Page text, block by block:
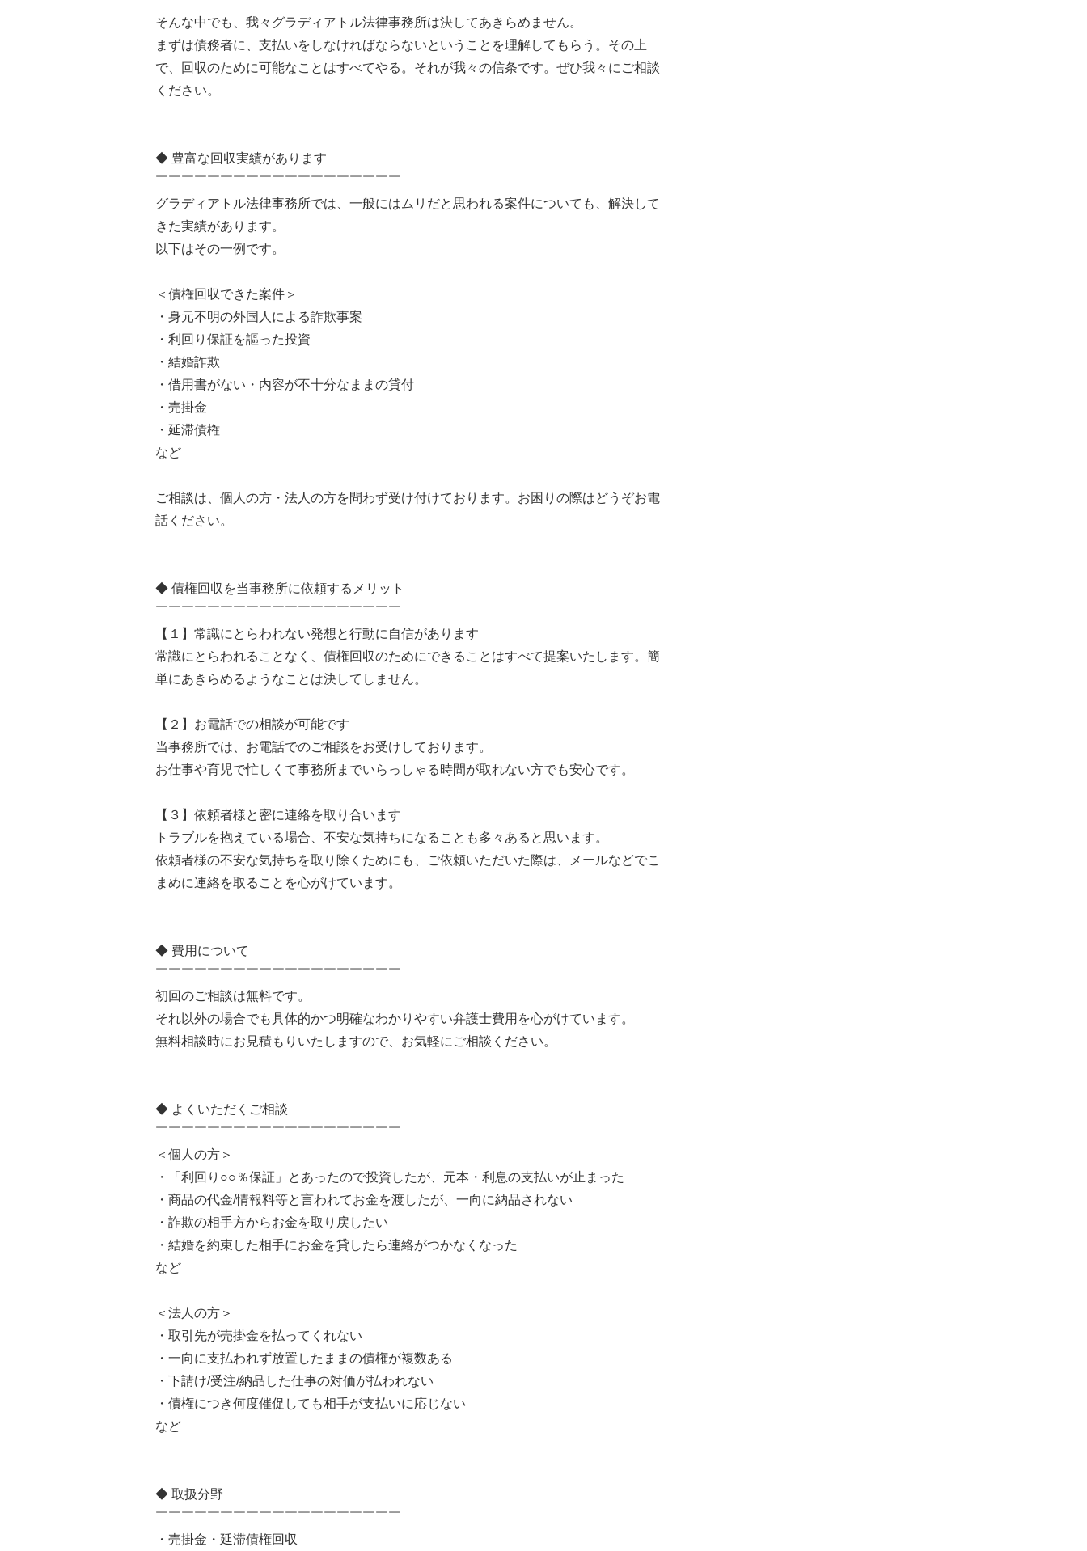
そんな中でも、我々グラディアトル法律事務所は決してあきらめません。
まずは債務者に、支払いをしなければならないということを理解してもらう。その上
で、回収のために可能なことはすべてやる。それが我々の信条です。ぜひ我々にご相談
ください。
◆ 豊富な回収実績があります
￣￣￣￣￣￣￣￣￣￣￣￣￣￣￣￣￣￣￣
グラディアトル法律事務所では、一般にはムリだと思われる案件についても、解決して
きた実績があります。
以下はその一例です。
＜債権回収できた案件＞
・身元不明の外国人による詐欺事案
・利回り保証を謳った投資
・結婚詐欺
・借用書がない・内容が不十分なままの貸付
・売掛金
・延滞債権
など
ご相談は、個人の方・法人の方を問わず受け付けております。お困りの際はどうぞお電
話ください。
◆ 債権回収を当事務所に依頼するメリット
￣￣￣￣￣￣￣￣￣￣￣￣￣￣￣￣￣￣￣
【１】常識にとらわれない発想と行動に自信があります
常識にとらわれることなく、債権回収のためにできることはすべて提案いたします。簡
単にあきらめるようなことは決してしません。
【２】お電話での相談が可能です
当事務所では、お電話でのご相談をお受けしております。
お仕事や育児で忙しくて事務所までいらっしゃる時間が取れない方でも安心です。
【３】依頼者様と密に連絡を取り合います
トラブルを抱えている場合、不安な気持ちになることも多々あると思います。
依頼者様の不安な気持ちを取り除くためにも、ご依頼いただいた際は、メールなどでこ
まめに連絡を取ることを心がけています。
◆ 費用について
￣￣￣￣￣￣￣￣￣￣￣￣￣￣￣￣￣￣￣
初回のご相談は無料です。
それ以外の場合でも具体的かつ明確なわかりやすい弁護士費用を心がけています。
無料相談時にお見積もりいたしますので、お気軽にご相談ください。
◆ よくいただくご相談
￣￣￣￣￣￣￣￣￣￣￣￣￣￣￣￣￣￣￣
＜個人の方＞
・「利回り○○％保証」とあったので投資したが、元本・利息の支払いが止まった
・商品の代金/情報料等と言われてお金を渡したが、一向に納品されない
・詐欺の相手方からお金を取り戻したい
・結婚を約束した相手にお金を貸したら連絡がつかなくなった
など
＜法人の方＞
・取引先が売掛金を払ってくれない
・一向に支払われず放置したままの債権が複数ある
・下請け/受注/納品した仕事の対価が払われない
・債権につき何度催促しても相手が支払いに応じない
など
◆ 取扱分野
￣￣￣￣￣￣￣￣￣￣￣￣￣￣￣￣￣￣￣
・売掛金・延滞債権回収